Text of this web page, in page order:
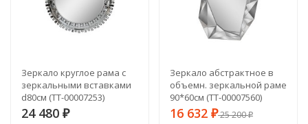
Зеркало круглое рама с
зеркальными вставками
d80см (TT-00007253)
24 480 ₽
Зеркало абстрактное в
объемн. зеркальной раме
90*60см (TT-00007560)
16 632 ₽25 200₽